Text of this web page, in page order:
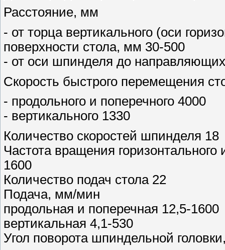
Расстояние, мм
- от торца вертикального (оси
поверхности стола, мм 30-500
- от оси шпинделя до
Скорость быстрого перемещения
- продольного и поперечного 4000
- вертикального 1330
Количество скоростей шпинделя 18
Частота вращения
1600
Количество подач стола 22
Подача, мм/мин
продольная и поперечная 12,5-1600
вертикальная 4,1-530
Угол поворота шпиндельной